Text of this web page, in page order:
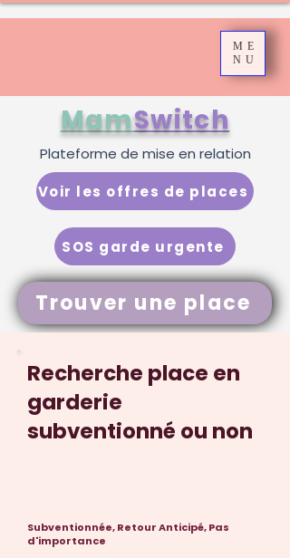
ME
NU
Trouver une place
MamSwitch
SOS garde urgente
Voir les offres de places
Plateforme de mise en relation
Recherche place en
garderie
subventionné ou non
Subventionnée, Retour Anticipé, Pas
d'importance